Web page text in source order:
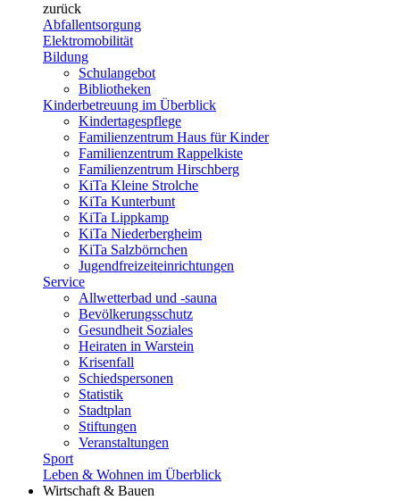
zurück
Abfallentsorgung
Elektromobilität
Bildung
Schulangebot
Bibliotheken
Kinderbetreuung im Überblick
Kindertagespflege
Familienzentrum Haus für Kinder
Familienzentrum Rappelkiste
Familienzentrum Hirschberg
KiTa Kleine Strolche
KiTa Kunterbunt
KiTa Lippkamp
KiTa Niederbergheim
KiTa Salzbörnchen
Jugendfreizeiteinrichtungen
Service
Allwetterbad und -sauna
Bevölkerungsschutz
Gesundheit Soziales
Heiraten in Warstein
Krisenfall
Schiedspersonen
Statistik
Stadtplan
Stiftungen
Veranstaltungen
Sport
Leben & Wohnen im Überblick
Wirtschaft & Bauen